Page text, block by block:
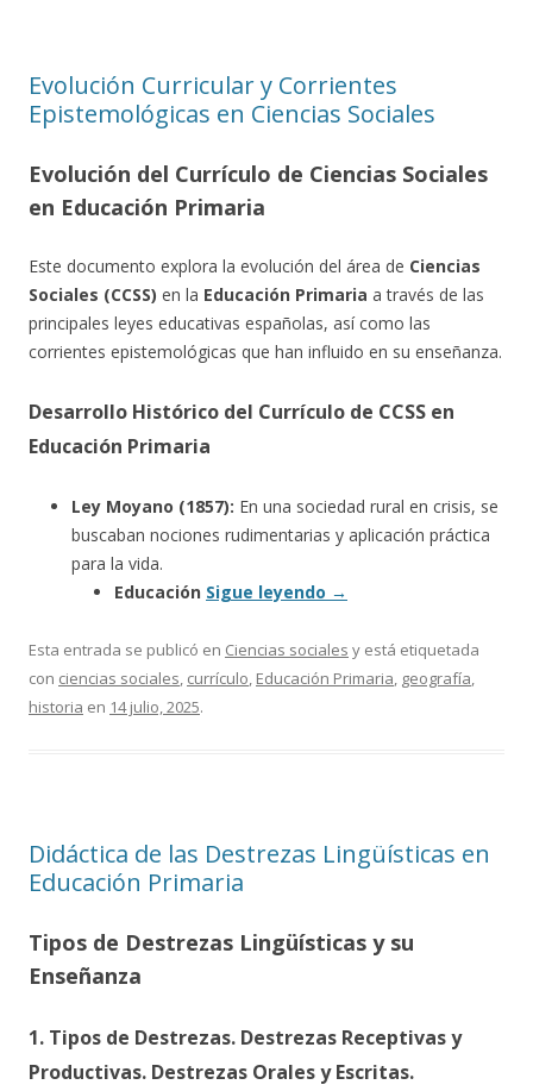
Evolución Curricular y Corrientes
Epistemológicas en Ciencias Sociales
Evolución del Currículo de Ciencias Sociales
en Educación Primaria
Este documento explora la evolución del área de Ciencias
Sociales (CCSS) en la Educación Primaria a través de las
principales leyes educativas españolas, así como las
corrientes epistemológicas que han influido en su enseñanza.
Desarrollo Histórico del Currículo de CCSS en
Educación Primaria
Ley Moyano (1857): En una sociedad rural en crisis, se
buscaban nociones rudimentarias y aplicación práctica
para la vida.
Educación Sigue leyendo →
Esta entrada se publicó en Ciencias sociales y está etiquetada
con ciencias sociales, currículo, Educación Primaria, geografía,
historia en 14 julio, 2025.
Didáctica de las Destrezas Lingüísticas en
Educación Primaria
Tipos de Destrezas Lingüísticas y su
Enseñanza
1. Tipos de Destrezas. Destrezas Receptivas y
Productivas. Destrezas Orales y Escritas.